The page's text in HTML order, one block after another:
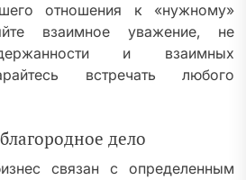
отношения к «нужному»
взаимное уважение, не
и взаимных
встречать любого
дело
связан с определенным